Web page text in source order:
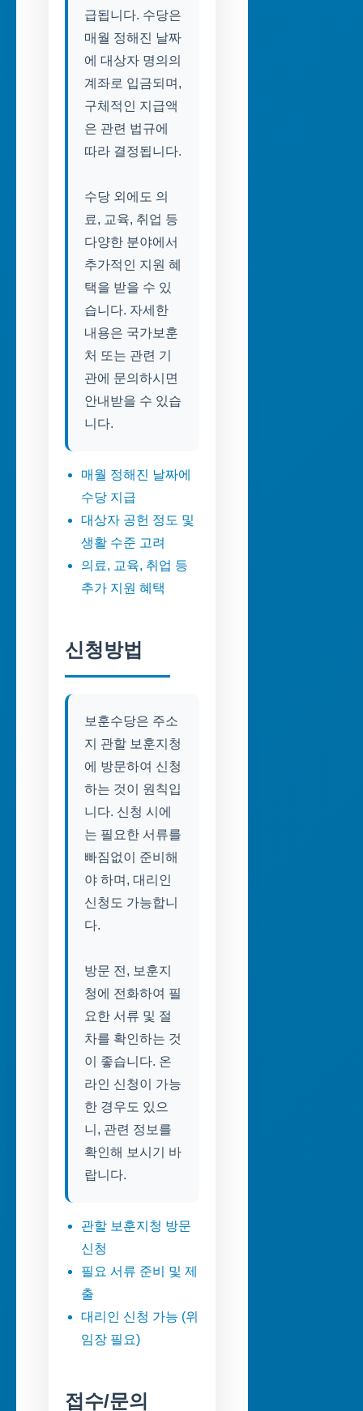
급됩니다. 수당은
매월 정해진 날짜
에 대상자 명의의
계좌로 입금되며,
구체적인 지급액
은 관련 법규에
따라 결정됩니다.
수당 외에도 의
료, 교육, 취업 등
다양한 분야에서
추가적인 지원 혜
택을 받을 수 있
습니다. 자세한
내용은 국가보훈
처 또는 관련 기
관에 문의하시면
안내받을 수 있습
니다.
매월 정해진 날짜에
수당 지급
대상자 공헌 정도 및
생활 수준 고려
의료, 교육, 취업 등
추가 지원 혜택
신청방법
보훈수당은 주소
지 관할 보훈지청
에 방문하여 신청
하는 것이 원칙입
니다. 신청 시에
는 필요한 서류를
빠짐없이 준비해
야 하며, 대리인
신청도 가능합니
다.
방문 전, 보훈지
청에 전화하여 필
요한 서류 및 절
차를 확인하는 것
이 좋습니다. 온
라인 신청이 가능
한 경우도 있으
니, 관련 정보를
확인해 보시기 바
랍니다.
관할 보훈지청 방문
신청
필요 서류 준비 및 제
출
대리인 신청 가능 (위
임장 필요)
접수/문의